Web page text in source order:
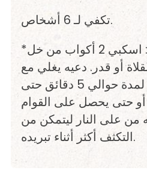
تكفي لـ 6 أشخاص.
*لتقليل خل البلسمي: اسكبي 2 أكواب من خل
أو قدر. دعيه يغلي مع
التحريك المتكرر لمدة حوالي 5 دقائق حتى
أو حتى يحصل على القوام
من على النار ليتمكن من
التكثف أكثر أثناء تبريده.